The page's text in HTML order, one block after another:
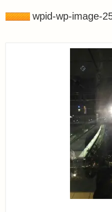
wpid-wp-image-